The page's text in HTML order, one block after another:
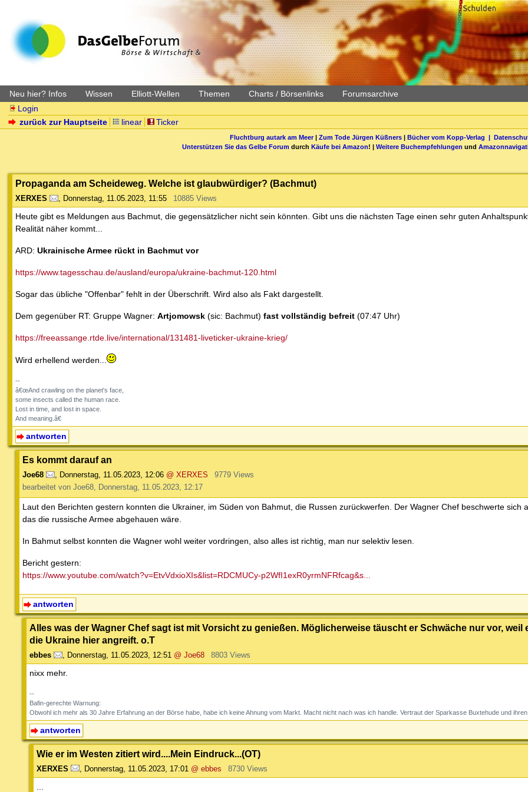
Neu hier? Infos Wissen Elliott-Wellen Themen Charts / Börsenlinks Forumsarchive
Login
zurück zur Hauptseite
linear Ticker
Fluchtburg autark am Meer| Zum Tode Jürgen Küßners| Bücher vom Kopp-Verlag |
Unterstützen Sie das Gelbe Forum durch Käufe bei Amazon! | Weitere Buchempfehlungen und
Propaganda am Scheideweg. Welche ist glaubwürdiger? (Bachmut)
XERXES , Donnerstag, 11.05.2023, 11:55 10885 Views
Heute gibt es Meldungen aus Bachmut, die gegensätzlicher nicht sein könnten. Gibt uns die nächsten Tage einen sehr guten
Realität näher kommt...
ARD: Ukrainische Armee rückt in Bachmut vor
https://www.tagesschau.de/ausland/europa/ukraine-bachmut-120.html
Sogar das übliche "Offenbar" fehlt in der Überschrift. Wird also als Fakt dargestellt.
Dem gegenüber RT: Gruppe Wagner: Artjomowsk (sic: Bachmut) fast vollständig befreit (07:47 Uhr)
https://freeassange.rtde.live/international/131481-liveticker-ukraine-krieg/
Wird erhellend werden...
--
â€œAnd crawling on the planet's face,
some insects called the human race.
Lost in time, and lost in space.
And meaning.â€
antworten
Es kommt darauf an
Joe68 , Donnerstag, 11.05.2023, 12:06 @ XERXES
9779 Views
bearbeitet von Joe68, Donnerstag, 11.05.2023, 12:17
Laut den Berichten gestern konnten die Ukrainer, im Süden von Bahmut, die Russen zurückwerfen. Der Wagner Chef beschwerte sich
das die russische Armee abgehauen wäre.
In Bahmut selbst konnten die Wagner wohl weiter vordringen, also alles ist richtig, man nur selektiv lesen.
Bericht gestern:
https://www.youtube.com/watch?v=EtvVdxioXIs&list=RDCMUCy-p2WfI1exR0yrmNFRfcag&s...
antworten
Alles was der Wagner Chef sagt ist mit Vorsicht zu genießen. Möglicherweise täuscht er Schwäche nur vor, weil
die Ukraine hier angreift. o.T
ebbes , Donnerstag, 11.05.2023, 12:51 @ Joe68 8803 Views
nixx mehr.
--
Bafin-gerechte Warnung:
Obwohl ich mehr als 30 Jahre Erfahrung an der Börse habe, habe ich keine Ahnung vom Markt. Macht nicht nach was ich handle. Vertraut der Sparkasse Buxtehude und ihren
antworten
Wie er im Westen zitiert wird....Mein Eindruck...(OT)
XERXES Donnerstag, 11.05.2023, 17:01 @ ebbes 8730 Views